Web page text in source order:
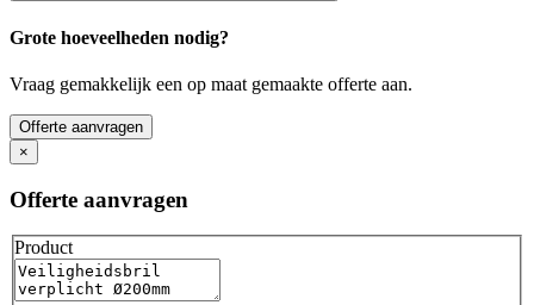
Grote hoeveelheden nodig?
Vraag gemakkelijk een op maat gemaakte offerte aan.
Offerte aanvragen
×
Offerte aanvragen
Product